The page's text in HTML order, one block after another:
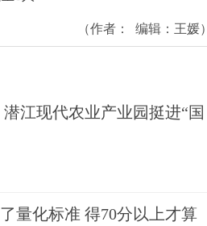
（作者： 编辑： 王媛）
江现代农业产业园挺进“国
量化标准 得70分以上才算